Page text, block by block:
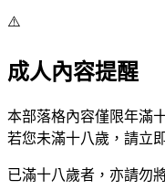
⚠️
成人內容提醒
本部落格內容僅限年滿
若您未滿十八歲，請立
已滿十八歲者，亦請勿